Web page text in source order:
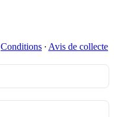
Conditions ∙ Avis de collecte